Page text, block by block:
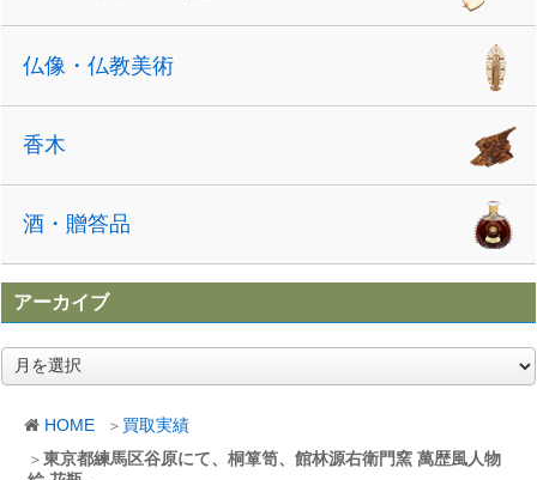
HOME
買取実績
東京都練馬区谷原にて、桐箪笥、館林源右衛門窯 萬歴風人物
仏像・仏教美術
香木
酒・贈答品
アーカイブ
ア
ー